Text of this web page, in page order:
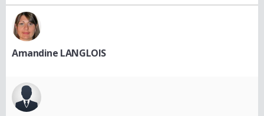
Amandine LANGLOIS